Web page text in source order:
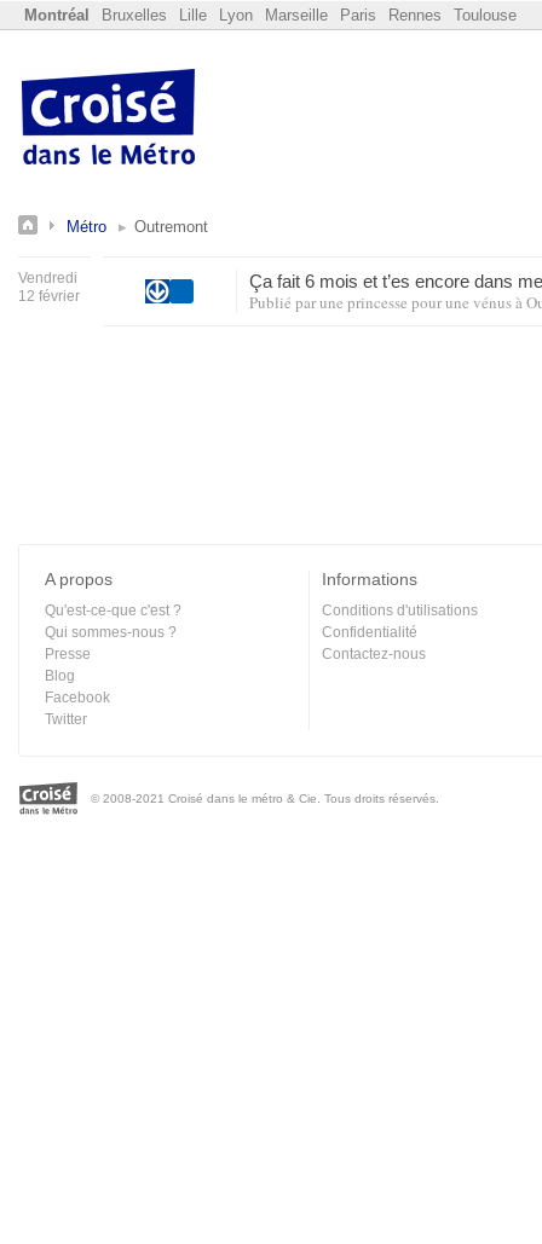
Montréal Bruxelles Lille Lyon Marseille Paris Rennes Toulouse
Métro Outremont
Vendredi
12 février
Ça fait 6 mois et t’es encore dans
Publié parune princesse pour une vénusà
A propos
Qu'est-ce-que c'est ?
Qui sommes-nous ?
Presse
Blog
Facebook
Twitter
Informations
Conditions d'utilisations
Confidentialité
Contactez-nous
© 2008-2021 Croisé dans le métro & Cie. Tous droits réservés.